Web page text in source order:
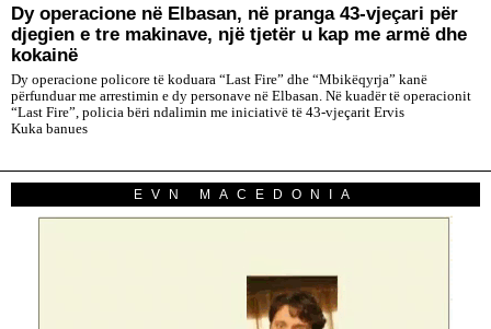
Dy operacione në Elbasan, në pranga 43-vjeçari për
djegien e tre makinave, një tjetër u kap me armë dhe
kokainë
Dy operacione policore të koduara “Last Fire” dhe “Mbikëqyrja” kanë
përfunduar me arrestimin e dy personave në Elbasan. Në kuadër të operacionit
“Last Fire”, policia bëri ndalimin me iniciativë të 43-vjeçarit Ervis
Kuka banues
EVN MACEDONIA